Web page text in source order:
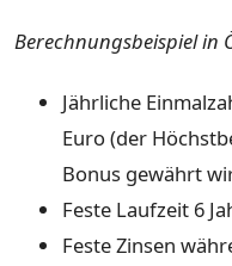
Berechnungsbeispiel in
Jährliche
Euro (der
Bonus gewährt
Feste Laufzeit 6
Feste Zinsen